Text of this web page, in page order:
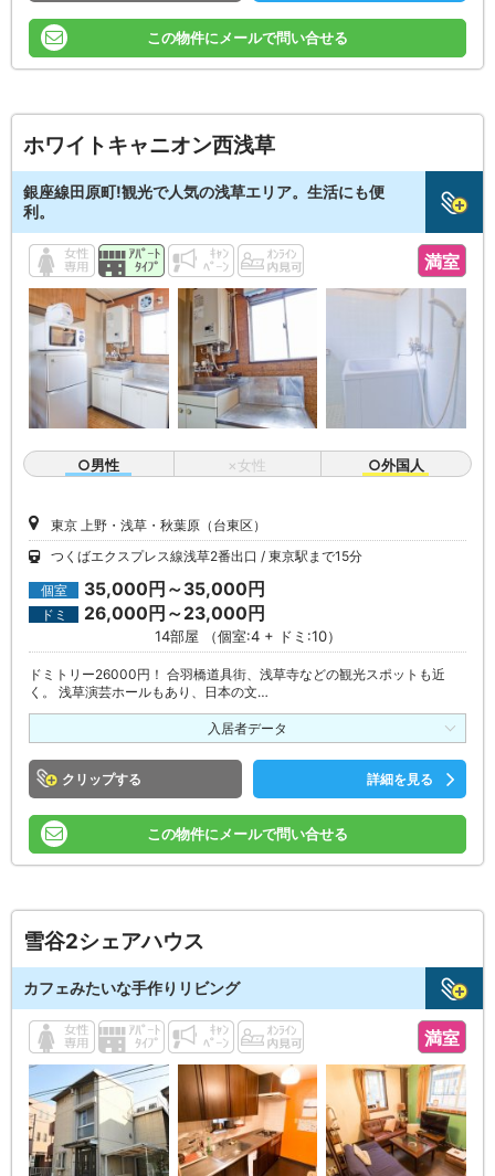
この物件にメールで問い合せる
ホワイトキャニオン西浅草
銀座線田原町!観光で人気の浅草エリア。生活にも便
利。
満室
○男性 ×女性 ○外国人
東京 上野・浅草・秋葉原（台東区）
つくばエクスプレス線浅草2番出口
東京駅まで15分
個室 35,000円～35,000円
ドミ 26,000円～23,000円
14部屋 （個室:4 + ドミ:10）
ドミトリー26000円！ 合羽橋道具街、浅草寺などの観光スポットも近
く。 浅草演芸ホールもあり、日本の文…
入居者データ
クリップ 詳細を見る
この物件にメールで問い合せる
雪谷2シェアハウス
カフェみたいな手作りリビング
満室